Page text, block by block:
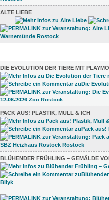
ALTE LIEBE
DIE EVOLUTION DER TIERE MIT
PACK AUS! PLASTIK, MÜLL & ICH
BLÜHENDER FRÜHLING – GEMÄLDE